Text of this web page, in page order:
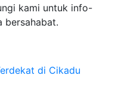
kami untuk info-
bersahabat.
di Cikadu